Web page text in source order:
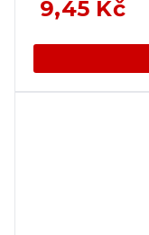
9,45 Kč